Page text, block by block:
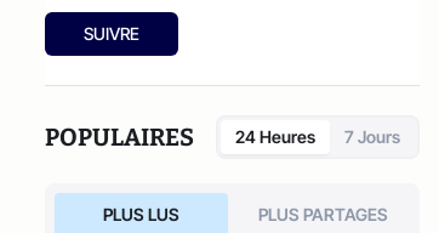
SUIVRE
POPULAIRES 24 Heures 7 Jours
PLUS LUS PLUS PARTAGES